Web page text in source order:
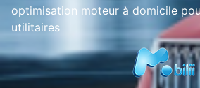
optimisation moteur à domicile
utilitaires